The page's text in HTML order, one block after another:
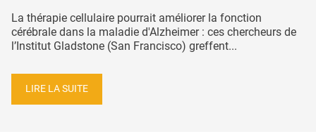
La thérapie cellulaire pourrait améliorer la fonction
cérébrale dans la maladie d'Alzheimer : ces chercheurs de
l’Institut Gladstone (San Francisco) greffent...
LIRE LA SUITE